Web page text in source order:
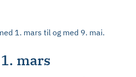
1. mars til og med 9. mai.
mars